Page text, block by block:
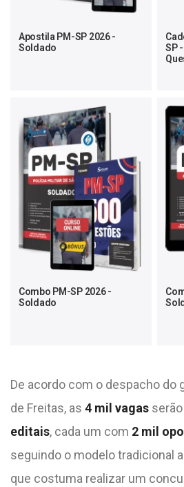
Apostila PM-SP 2026 -
Soldado
SP
Combo PM-SP 2026 -
Soldado
De acordo com o despacho do
de Freitas, as 4 mil vagas
editais, cada um com 2 mil
seguindo o modelo tradicional
que costuma realizar um